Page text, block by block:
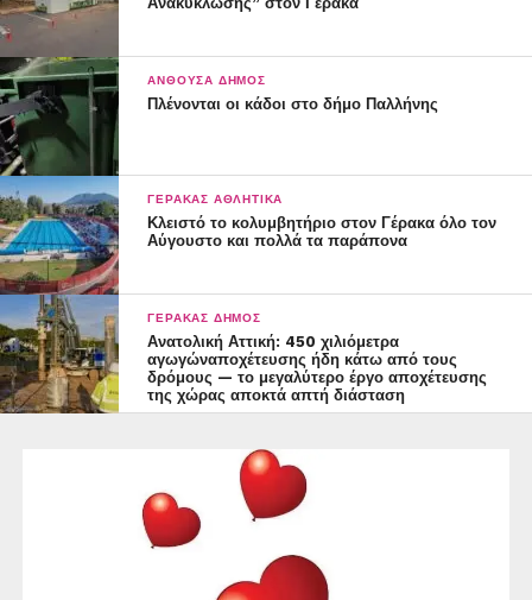
ΑΝΘΟΎΣΑ ΔΉΜΟΣ
Πλένονται οι κάδοι στο δήμο Παλλήνης
ΓΈΡΑΚΑΣ ΑΘΛΗΤΙΚΆ
Κλειστό το κολυμβητήριο στον Γέρακα όλο τον
Αύγουστο και πολλά τα παράπονα
ΓΈΡΑΚΑΣ ΔΉΜΟΣ
Ανατολική Αττική: 450 χιλιόμετρα
αγωγώναποχέτευσης ήδη κάτω από τους
δρόμους — το μεγαλύτερο έργο αποχέτευσης
της χώρας αποκτά απτή διάσταση